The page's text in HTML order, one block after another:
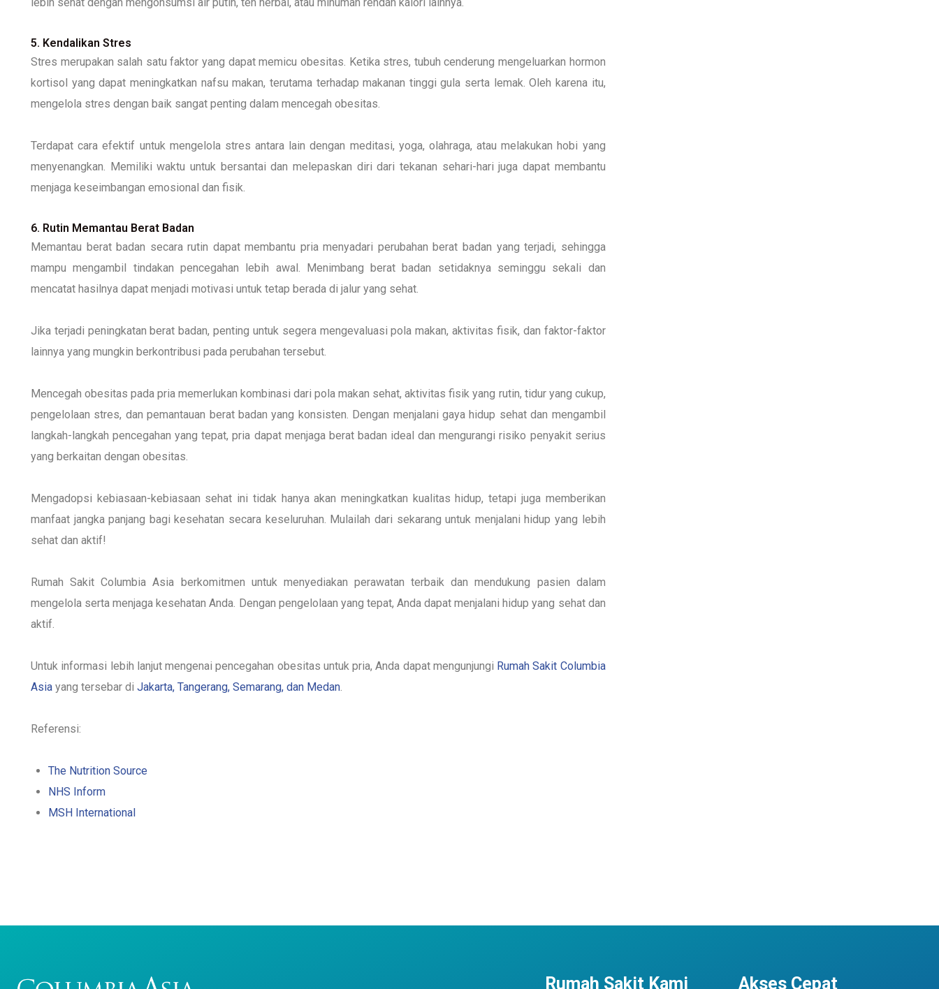
5. Kendalikan Stres
Stres merupakan salah satu faktor yang dapat memicu obesitas. Ketika stres, tubuh cenderung mengeluarkan hormon
kortisol yang dapat meningkatkan nafsu makan, terutama terhadap makanan tinggi gula serta lemak. Oleh karena itu,
mengelola stres dengan baik sangat penting dalam mencegah obesitas.
Terdapat cara efektif untuk mengelola stres antara lain dengan meditasi, yoga, olahraga, atau melakukan hobi yang
menyenangkan. Memiliki waktu untuk bersantai dan melepaskan diri dari tekanan sehari-hari juga dapat membantu
menjaga keseimbangan emosional dan fisik.
6. Rutin Memantau Berat Badan
Memantau berat badan secara rutin dapat membantu pria menyadari perubahan berat badan yang terjadi, sehingga
mampu mengambil tindakan pencegahan lebih awal. Menimbang berat badan setidaknya seminggu sekali dan
mencatat hasilnya dapat menjadi motivasi untuk tetap berada di jalur yang sehat.
Jika terjadi peningkatan berat badan, penting untuk segera mengevaluasi pola makan, aktivitas fisik, dan faktor-faktor
lainnya yang mungkin berkontribusi pada perubahan tersebut.
Mencegah obesitas pada pria memerlukan kombinasi dari pola makan sehat, aktivitas fisik yang rutin, tidur yang cukup,
pengelolaan stres, dan pemantauan berat badan yang konsisten. Dengan menjalani gaya hidup sehat dan mengambil
langkah-langkah pencegahan yang tepat, pria dapat menjaga berat badan ideal dan mengurangi risiko penyakit serius
yang berkaitan dengan obesitas.
Mengadopsi kebiasaan-kebiasaan sehat ini tidak hanya akan meningkatkan kualitas hidup, tetapi juga memberikan
manfaat jangka panjang bagi kesehatan secara keseluruhan. Mulailah dari sekarang untuk menjalani hidup yang lebih
sehat dan aktif!
Rumah Sakit Columbia Asia berkomitmen untuk menyediakan perawatan terbaik dan mendukung pasien dalam
mengelola serta menjaga kesehatan Anda. Dengan pengelolaan yang tepat, Anda dapat menjalani hidup yang sehat dan
aktif.
Untuk informasi lebih lanjut mengenai pencegahan obesitas untuk pria, Anda dapat mengunjungi Rumah Sakit Columbia
Asia yang tersebar di Jakarta, Tangerang, Semarang, dan Medan
Referensi:
The Nutrition Source
NHS Inform
MSH International
Rumah Sakit Kami Akses Cepat